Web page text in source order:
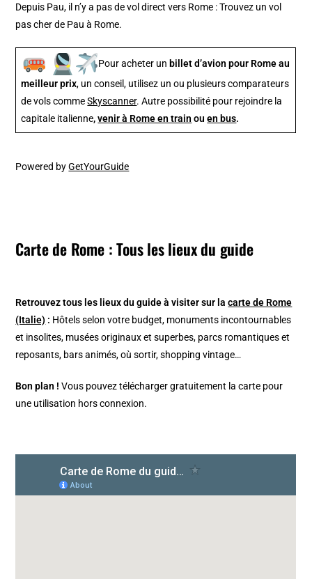
Depuis Pau, il n’y a pas de vol direct vers Rome : Trouvez un vol
pas cher de Pau à Rome.
Pour acheter unbillet d’avion pour Rome au
meilleur prix, un conseil, utilisez un ou plusieurs comparateurs
de vols commeSkyscanner. Autre possibilité pour rejoindre la
capitale italienne,venir à Rome en train ouen bus.
Powered byGetYourGuide
Carte de Rome : Tous les lieux du guide
Retrouvez tous les lieux du guide à visiter sur lacarte de Rome
(Italie) : Hôtels selon votre budget, monuments incontournables
et insolites, musées originaux et superbes, parcs romantiques et
reposants, bars animés, où sortir, shopping vintage…
Bon plan ! Vous pouvez télécharger gratuitement la carte pour
une utilisation hors connexion.